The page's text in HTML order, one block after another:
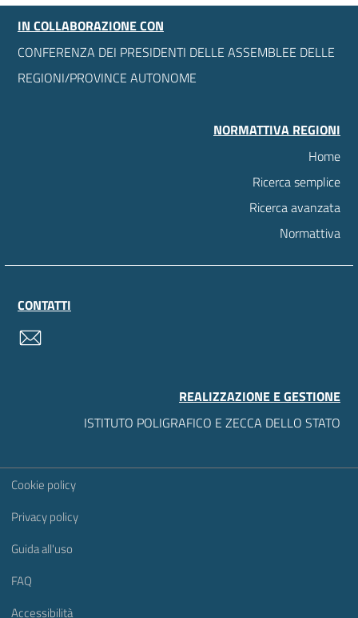
IN COLLABORAZIONE CON
CONFERENZA DEI PRESIDENTI DELLE ASSEMBLEE DELLE
REGIONI/PROVINCE AUTONOME
NORMATTIVA REGIONI
Home
Ricerca semplice
Ricerca avanzata
Normattiva
CONTATTI
REALIZZAZIONE E GESTIONE
ISTITUTO POLIGRAFICO E ZECCA DELLO STATO
Sezione Link Utili
Cookie policy
Privacy policy
Guida all'uso
FAQ
Accessibilità